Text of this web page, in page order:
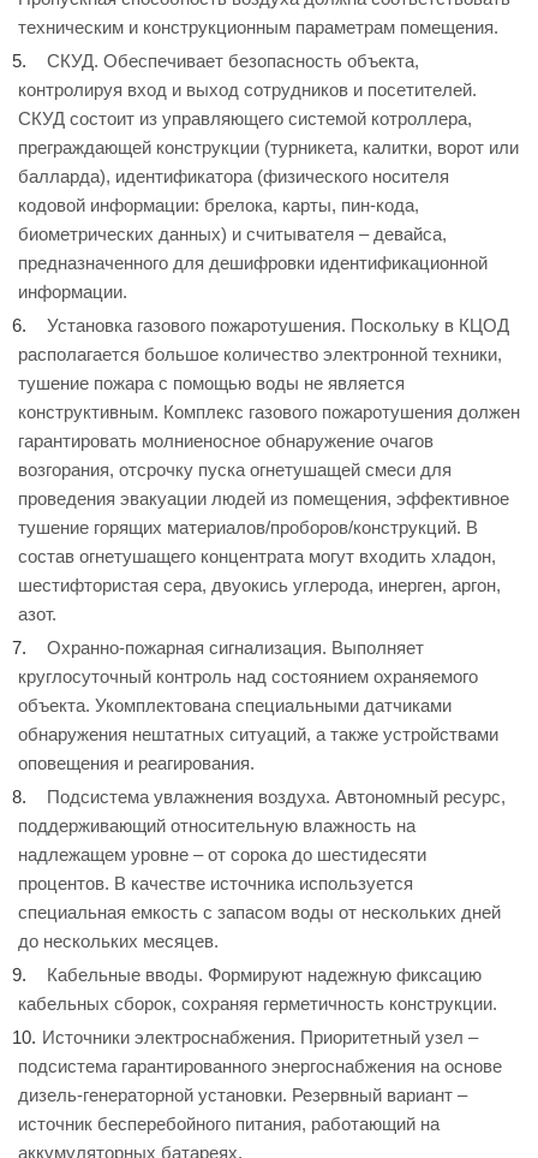
техническим и конструкционным параметрам помещения.
СКУД. Обеспечивает безопасность объекта,
контролируя вход и выход сотрудников и посетителей.
СКУД состоит из управляющего системой котроллера,
преграждающей конструкции (турникета, калитки, ворот или
балларда), идентификатора (физического носителя
кодовой информации: брелока, карты, пин-кода,
биометрических данных) и считывателя – девайса,
предназначенного для дешифровки идентификационной
информации.
Установка газового пожаротушения. Поскольку в КЦОД
располагается большое количество электронной техники,
тушение пожара с помощью воды не является
конструктивным. Комплекс газового пожаротушения должен
гарантировать молниеносное обнаружение очагов
возгорания, отсрочку пуска огнетушащей смеси для
проведения эвакуации людей из помещения, эффективное
тушение горящих материалов/проборов/конструкций. В
состав огнетушащего концентрата могут входить хладон,
шестифтористая сера, двуокись углерода, инерген, аргон,
азот.
Охранно-пожарная сигнализация. Выполняет
круглосуточный контроль над состоянием охраняемого
объекта. Укомплектована специальными датчиками
обнаружения нештатных ситуаций, а также устройствами
оповещения и реагирования.
Подсистема увлажнения воздуха. Автономный ресурс,
поддерживающий относительную влажность на
надлежащем уровне – от сорока до шестидесяти
процентов. В качестве источника используется
специальная емкость с запасом воды от нескольких дней
до нескольких месяцев.
Кабельные вводы. Формируют надежную фиксацию
кабельных сборок, сохраняя герметичность конструкции.
Источники электроснабжения. Приоритетный узел –
подсистема гарантированного энергоснабжения на основе
дизель-генераторной установки. Резервный вариант –
источник бесперебойного питания, работающий на
аккумуляторных батареях.